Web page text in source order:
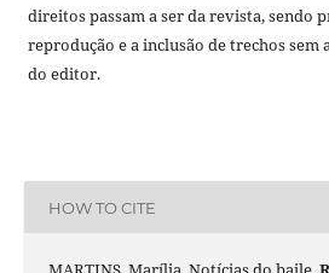
direitos passam a ser da revista, sendo
reprodução e a inclusão de trechos sem
do editor.
HOW TO CITE